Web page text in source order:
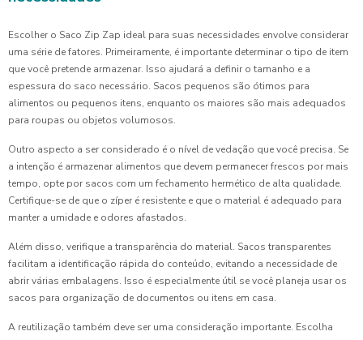
Escolher o Saco Zip Zap ideal para suas necessidades envolve considerar
uma série de fatores. Primeiramente, é importante determinar o tipo de item
que você pretende armazenar. Isso ajudará a definir o tamanho e a
espessura do saco necessário. Sacos pequenos são ótimos para
alimentos ou pequenos itens, enquanto os maiores são mais adequados
para roupas ou objetos volumosos.
Outro aspecto a ser considerado é o nível de vedação que você precisa. Se
a intenção é armazenar alimentos que devem permanecer frescos por mais
tempo, opte por sacos com um fechamento hermético de alta qualidade.
Certifique-se de que o zíper é resistente e que o material é adequado para
manter a umidade e odores afastados.
Além disso, verifique a transparência do material. Sacos transparentes
facilitam a identificação rápida do conteúdo, evitando a necessidade de
abrir várias embalagens. Isso é especialmente útil se você planeja usar os
sacos para organização de documentos ou itens em casa.
A reutilização também deve ser uma consideração importante. Escolha